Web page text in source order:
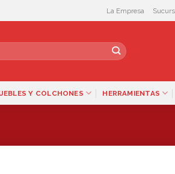
La Empresa
Y COLCHONES HERRAMIENTAS